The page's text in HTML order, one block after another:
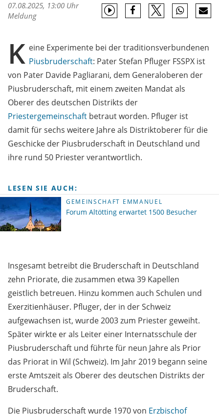
07.08.2025, 13:00 Uhr
Meldung
K eine Experimente bei der traditionsverbundenen
Piusbruderschaft: Pater Stefan Pfluger FSSPX ist
von Pater Davide Pagliarani, dem Generaloberen der
Piusbruderschaft, mit einem zweiten Mandat als
Oberer des deutschen Distrikts der
Priestergemeinschaft betraut worden. Pfluger ist
damit für sechs weitere Jahre als Distriktoberer für die
Geschicke der Piusbruderschaft in Deutschland und
ihre rund 50 Priester verantwortlich.
LESEN SIE AUCH:
GEMEINSCHAFT EMMANUEL
Forum Altötting erwartet 1500 Besucher
Insgesamt betreibt die Bruderschaft in Deutschland
zehn Priorate, die zusammen etwa 39 Kapellen
geistlich betreuen. Hinzu kommen auch Schulen und
Exerzitienhäuser. Pfluger, der in der Schweiz
aufgewachsen ist, wurde 2003 zum Priester geweiht.
Später wirkte er als Leiter einer Internatsschule der
Piusbruderschaft und führte für neun Jahre als Prior
das Priorat in Wil (Schweiz). Im Jahr 2019 begann seine
erste Amtszeit als Oberer des deutschen Distrikts der
Bruderschaft.
Die Piusbruderschaft wurde 1970 von Erzbischof